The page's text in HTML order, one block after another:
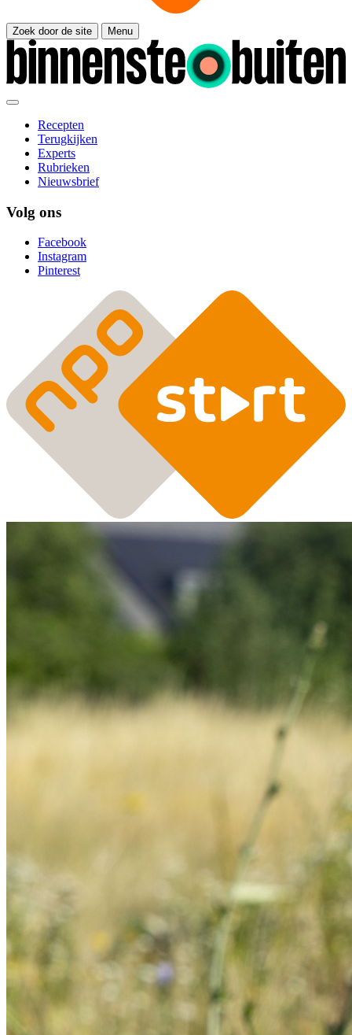
Zoek door de site Menu
Recepten
Terugkijken
Experts
Rubrieken
Nieuwsbrief
Volg ons
Facebook
Instagram
Pinterest